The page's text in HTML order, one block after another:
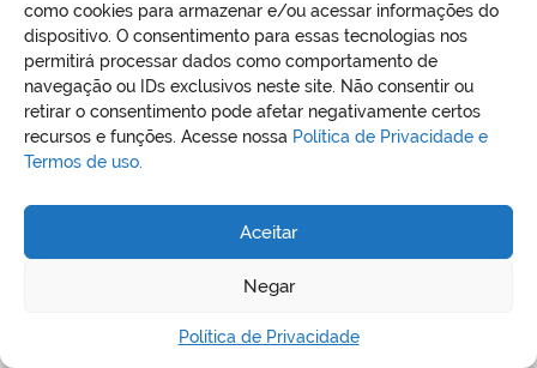
como cookies para armazenar e/ou acessar informações do
dispositivo. O consentimento para essas tecnologias nos
permitirá processar dados como comportamento de
navegação ou IDs exclusivos neste site. Não consentir ou
retirar o consentimento pode afetar negativamente certos
recursos e funções. Acesse nossa Política de Privacidade e
Termos de uso.
Aceitar
Negar
Política de Privacidade